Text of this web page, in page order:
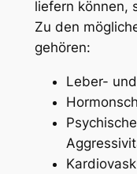
liefern können,
Zu den
gehören:
Leber-